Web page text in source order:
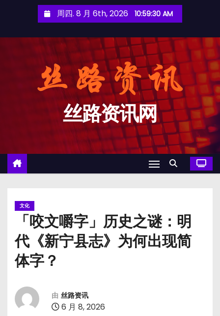
周四. 8 月 6th, 2026 10:59:31 AM
丝路资讯网
文化
「咬文嚼字」历史之谜：明
代《新宁县志》为何出现简
体字？
由 丝路资讯
6 月 8, 2026